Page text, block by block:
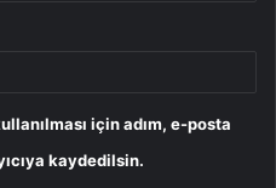
için adım, e-posta
kaydedilsin.